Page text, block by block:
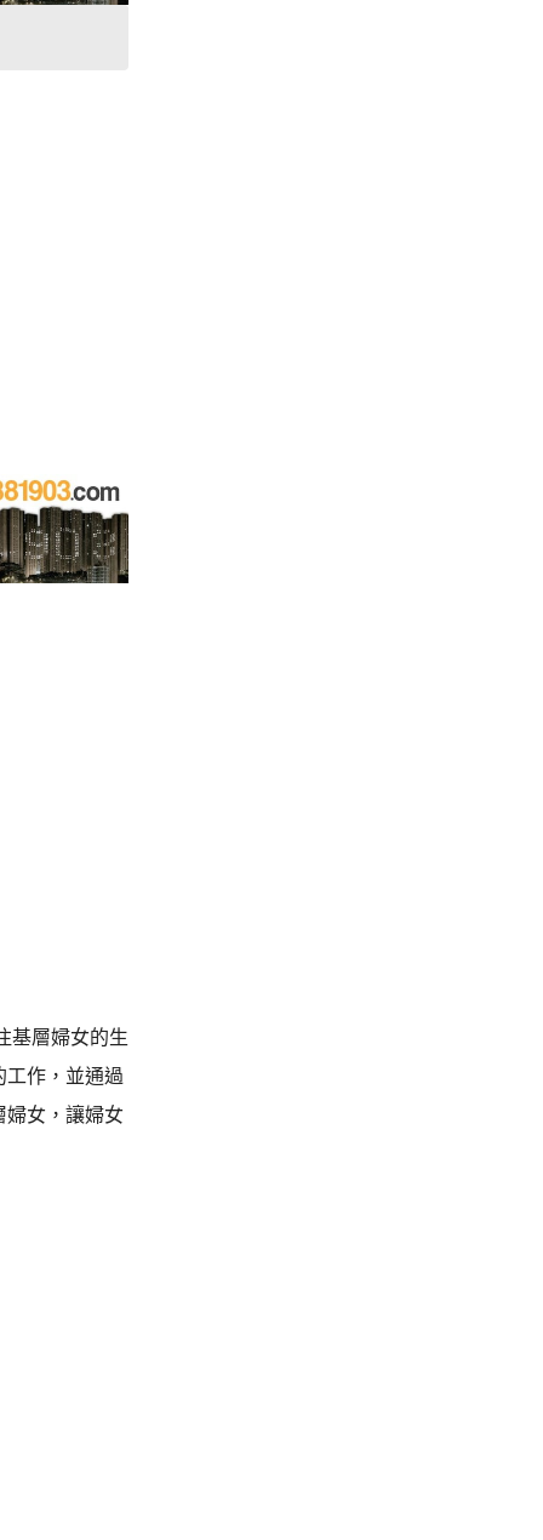
基層婦女的生
工作，並通過
婦女，讓婦女